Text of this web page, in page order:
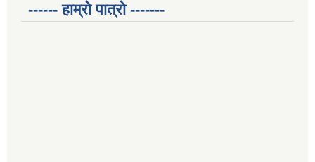
------ हाम्रो पात्रो -------